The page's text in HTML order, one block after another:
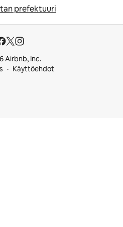
prefektuuri
Airbnb, Inc.
Käyttöehdot